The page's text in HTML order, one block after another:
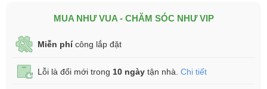
MUA NHƯ VUA - CHĂM SÓC NHƯ VIP
Miễn phícông lắp đặt
Lỗi là đổi mới trong 10 ngày tận nhà. Chi tiết